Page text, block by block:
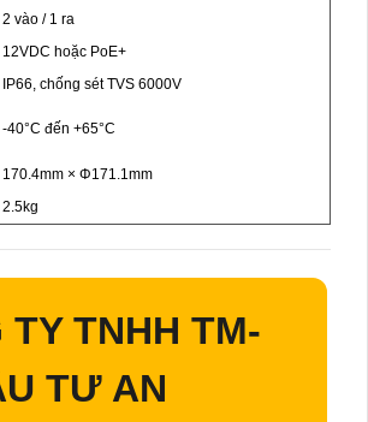
2 vào / 1 ra
12VDC hoặc PoE+
IP66, chống sét TVS 6000V
-40°C đến +65°C
170.4mm × Φ171.1mm
2.5kg
TY TNHH TM-
TƯ AN